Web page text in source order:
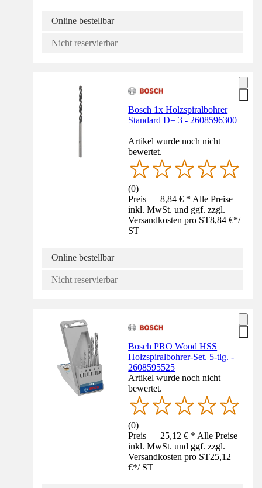
Online bestellbar
Nicht reservierbar
Bosch 1x Holzspiralbohrer
Standard D= 3 - 2608596300
Artikel wurde noch nicht
bewertet.
(0)
Preis — 8,84 € * Alle Preise
inkl. MwSt. und ggf. zzgl.
Versandkosten pro ST8,84 €*/
ST
Online bestellbar
Nicht reservierbar
Bosch PRO Wood HSS
Holzspiralbohrer-Set. 5-tlg. -
2608595525
Artikel wurde noch nicht
bewertet.
(0)
Preis — 25,12 € * Alle Preise
inkl. MwSt. und ggf. zzgl.
Versandkosten pro ST25,12
€*/ ST